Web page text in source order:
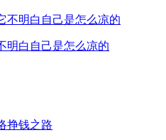
明白自己是怎么凉的